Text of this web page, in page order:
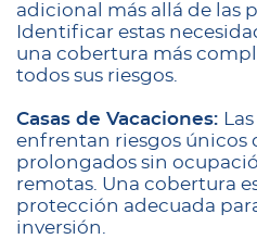
adicional más allá de las
Identificar estas
una cobertura más
todos sus riesgos.
Casas de Vacaciones:
enfrentan riesgos únicos
prolongados sin
remotas. Una cobertura
protección adecuada
inversión.